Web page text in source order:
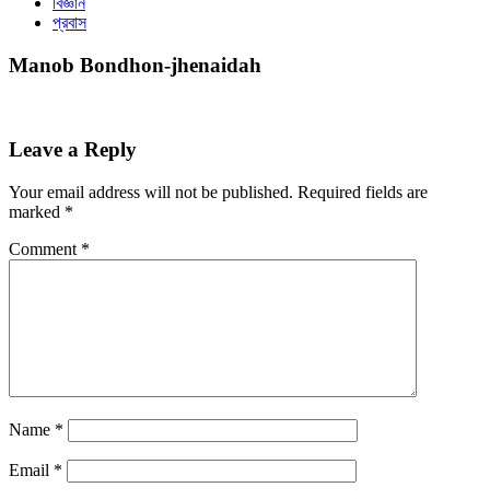
প্রবাস
Manob Bondhon-jhenaidah
Leave a Reply
Your email address will not be published. Required fields are
marked *
Comment *
Name *
Email *